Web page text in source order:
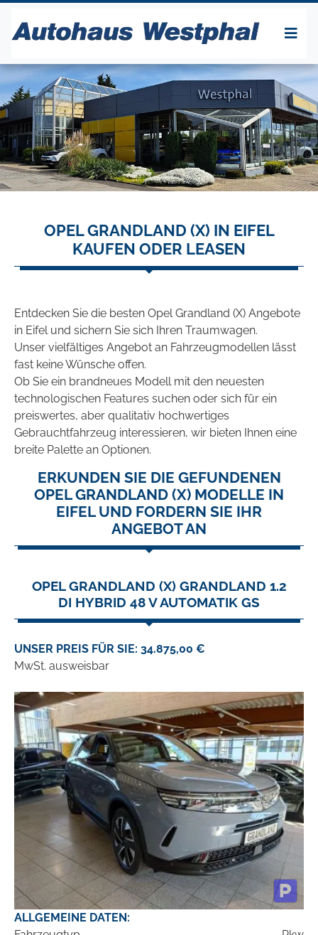
OPEL GRANDLAND (X) IN EIFEL
KAUFEN ODER LEASEN
Entdecken Sie die besten Opel Grandland (X) Angebote
in Eifel und sichern Sie sich Ihren Traumwagen.
Unser vielfältiges Angebot an Fahrzeugmodellen lässt
fast keine Wünsche offen.
Ob Sie ein brandneues Modell mit den neuesten
technologischen Features suchen oder sich für ein
preiswertes, aber qualitativ hochwertiges
Gebrauchtfahrzeug interessieren, wir bieten Ihnen eine
breite Palette an Optionen.
ERKUNDEN SIE DIE GEFUNDENEN
OPEL GRANDLAND (X) MODELLE IN
EIFEL UND FORDERN SIE IHR
ANGEBOT AN
OPEL GRANDLAND (X) GRANDLAND 1.2
DI HYBRID 48 V AUTOMATIK GS
UNSER PREIS FÜR SIE: 34.875,00 €
MwSt. ausweisbar
ALLGEMEINE DATEN: